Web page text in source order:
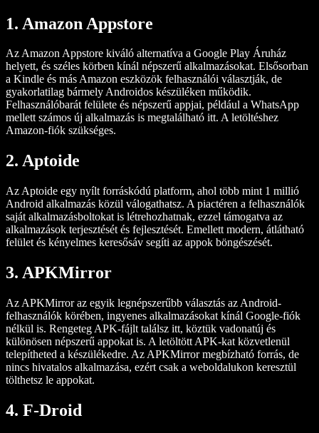
1. Amazon Appstore
Az Amazon Appstore kiváló alternatíva a Google Play Áruház
helyett, és széles körben kínál népszerű alkalmazásokat. Elsősorban
a Kindle és más Amazon eszközök felhasználói választják, de
gyakorlatilag bármely Androidos készüléken működik.
Felhasználóbarát felülete és népszerű appjai, például a WhatsApp
mellett számos új alkalmazás is megtalálható itt. A letöltéshez
Amazon-fiók szükséges.
2. Aptoide
Az Aptoide egy nyílt forráskódú platform, ahol több mint 1 millió
Android alkalmazás közül válogathatsz. A piactéren a felhasználók
saját alkalmazásboltokat is létrehozhatnak, ezzel támogatva az
alkalmazások terjesztését és fejlesztését. Emellett modern, átlátható
felület és kényelmes keresősáv segíti az appok böngészését.
3. APKMirror
Az APKMirror az egyik legnépszerűbb választás az Android-
felhasználók körében, ingyenes alkalmazásokat kínál Google-fiók
nélkül is. Rengeteg APK-fájlt találsz itt, köztük vadonatúj és
különösen népszerű appokat is. A letöltött APK-kat közvetlenül
telepítheted a készülékedre. Az APKMirror megbízható forrás, de
nincs hivatalos alkalmazása, ezért csak a weboldalukon keresztül
tölthetsz le appokat.
4. F-Droid